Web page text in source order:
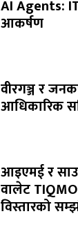
AI Agents:
आकर्षण
वीरगञ्ज र
आधिकारिक
आइएमई र
वालेट
विस्तारको